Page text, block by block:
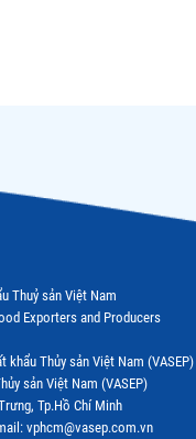
Thuỷ sản Việt Nam
Exporters and Producers
Thủy sản Việt Nam (VASEP)
sản Việt Nam (VASEP)
Tp.Hồ Chí Minh
vphcm@vasep.com.vn